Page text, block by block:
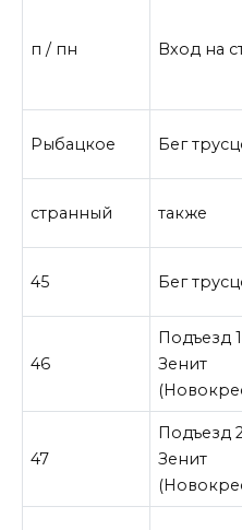
п / пн Вход на
Рыбацкое Бег
странный также
45 Бег
46
Подъезд
Зенит
47
Подъезд
Зенит